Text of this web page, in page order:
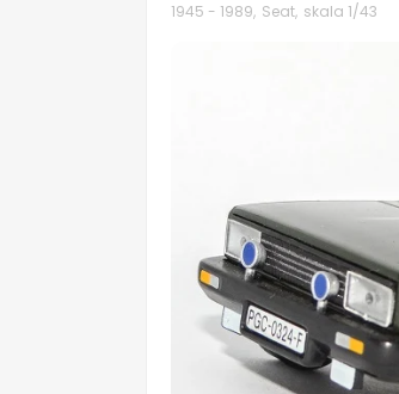
1945 - 1989, Seat, skala 1/43